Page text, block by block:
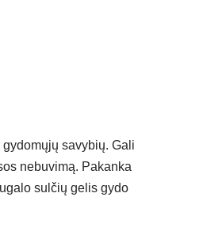
savybių. Gali
nebuvimą. Pakanka
sulčių gelis gydo